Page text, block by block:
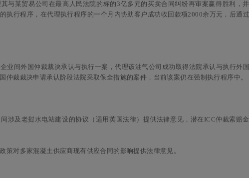
与某贸易公司在最高人民法院的标的3亿多元的买卖合同纠纷再审案赢得胜利，
执行程序，在代理执行程序的一个月内协助客户成功收回款项2000余万元，后通
业间外国仲裁裁决承认与执行一案，代理该油气公司成功取得法院承认与执行外
仲裁裁决申请承认阶段法院采取保全措施的案件，当前该案仍在强制执行程序中。
涉及老挝水电站建设的协议（适用英国法律）提供法律意见，潜在ICC仲裁索赔
策对多家混凝土供应商现有供应合同的影响提供法律意见。